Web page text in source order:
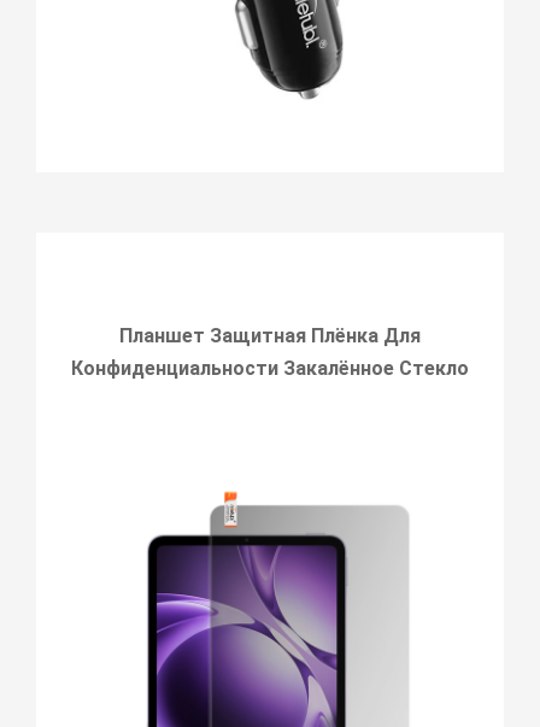
Планшет Защитная Плёнка Для
Конфиденциальности Закалённое Стекло